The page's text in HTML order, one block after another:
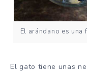
El arándano es
El gato tiene unas